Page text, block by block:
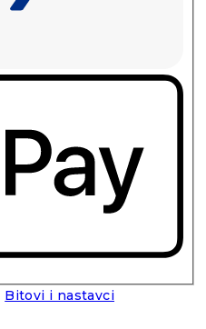
Bitovi i nastavci